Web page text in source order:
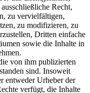
Recht,
zu vervielfältigen,
zu modifizieren, zu
Dritten einfache
sowie die Inhalte in
von ihm publizierten
sind. Insoweit
entweder Urheber der
verfügt, die Inhalte